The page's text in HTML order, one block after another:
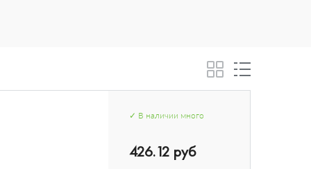
✓ В наличии много
426.12 руб